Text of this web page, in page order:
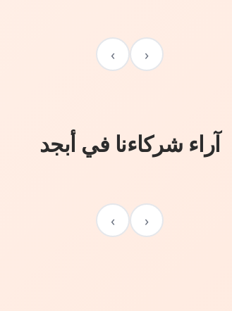
‹
›
آراء شركاءنا في أبجد
‹
›